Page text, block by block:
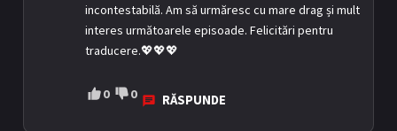
incontestabilă. Am să urmăresc cu mare drag și mult
interes următoarele episoade. Felicitări pentru
traducere.💖💖💖
0 0 RĂSPUNDE